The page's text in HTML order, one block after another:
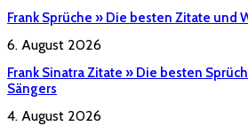
Frank Sprüche » Die besten Zitate und
6. August 2026
Frank Sinatra Zitate » Die besten
Sängers
4. August 2026